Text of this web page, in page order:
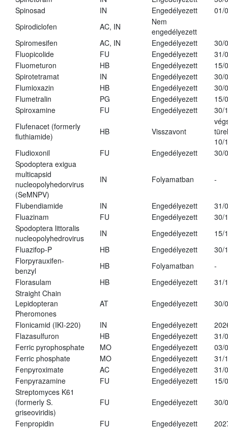
Spinosad
IN Engedélyezett
01/
Spirodiclofen
AC, IN
Nem
engedélyezett
Spiromesifen
AC, IN Engedélyezett
30/
Fluopicolide
FU Engedélyezett
31/
Fluometuron
HB Engedélyezett
15/
Spirotetramat
IN Engedélyezett
30/
Flumioxazin
HB Engedélyezett
30/
Flumetralin
PG Engedélyezett
15/
Spiroxamine
FU Engedélyezett
30/
Flufenacet (formerly
fluthiamide)
HB Visszavont
10/
Fludioxonil
FU Engedélyezett
30/
Spodoptera exigua
multicapsid
nucleopolyhedorvirus
(SeMNPV)
IN Folyamatban -
Flubendiamide IN Engedélyezett
31/
Fluazinam
FU Engedélyezett
30/
Spodoptera littoralis
nucleopolyhedrovirus
IN Engedélyezett
15/
Fluazifop-P
HB Engedélyezett
30/
Florpyrauxifen-
benzyl
HB Folyamatban
-
Florasulam
HB Engedélyezett
31/
Straight Chain
Lepidopteran
Pheromones
AT Engedélyezett 30/
Flonicamid (IKI-220) IN Engedélyezett
Flazasulfuron
HB Engedélyezett
31/
Ferric pyrophosphate
MO Engedélyezett
03/
Ferric phosphate
MO Engedélyezett
31/
Fenpyroximate
AC Engedélyezett
31/
Fenpyrazamine
FU Engedélyezett
15/
Streptomyces K61
(formerly S.
griseoviridis)
FU Engedélyezett 30/
Fenpropidin FU Engedélyezett